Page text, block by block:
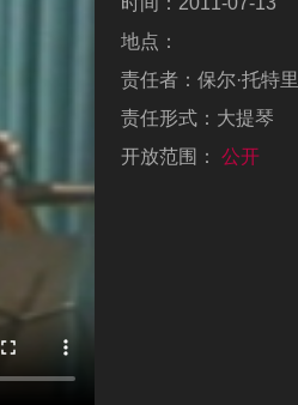
地点：
责任者： 保尔·托特里
责任形式： 大提琴
开放范围：
公开